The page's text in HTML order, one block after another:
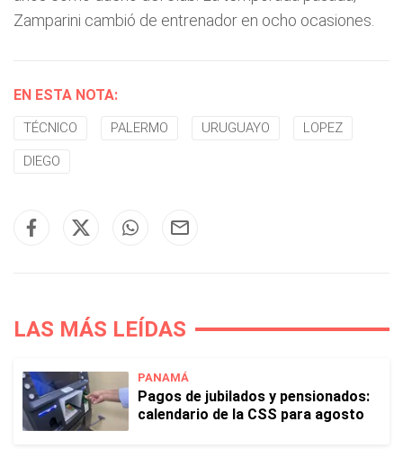
Zamparini cambió de entrenador en ocho ocasiones.
EN ESTA NOTA:
TÉCNICO PALERMO URUGUAYO LOPEZ
DIEGO
LAS MÁS LEÍDAS
PANAMÁ
Pagos de jubilados y pensionados:
calendario de la CSS para agosto